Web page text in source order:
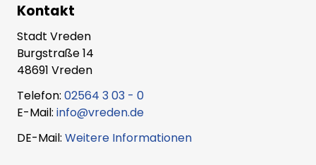
Kontakt
Stadt Vreden
Burgstraße 14
48691 Vreden
Telefon: 02564 3 03 - 0
E-Mail: info@vreden.de
DE-Mail: Weitere Informationen